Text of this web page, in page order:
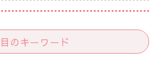
のキーワード